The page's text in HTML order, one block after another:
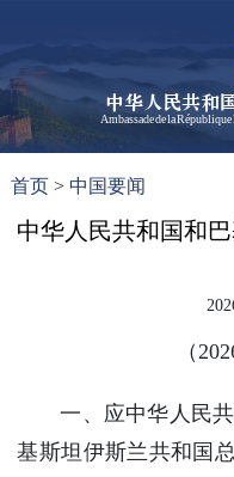
中华人民共和
Ambassade de la
首页 >中国要闻
中华人民共和国和
（
一、应中华人民
基斯坦伊斯兰共和国